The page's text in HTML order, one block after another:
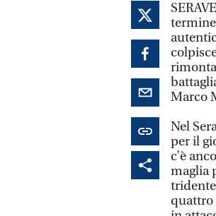
Marco
Nel
per il
c’è
maglia
quattro